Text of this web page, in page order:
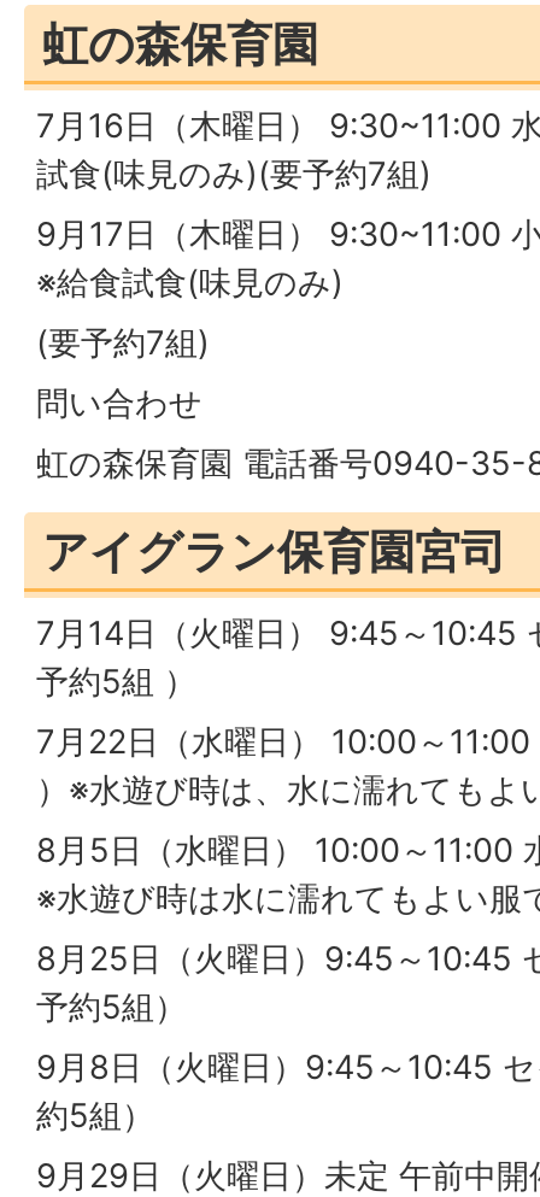
虹の森保育園
7月16日（木曜日） 9:30~11:00
試食(味見のみ)(要予約7組)
9月17日（木曜日） 9:30~11:00
※給食試食(味見のみ)
(要予約7組)
問い合わせ
虹の森保育園 電話番号0940-35-
アイグラン保育園宮司
7月14日（火曜日） 9:45～10:45
予約5組 ）
7月22日（水曜日） 10:00～
）※水遊び時は、水に濡れてもよ
8月5日（水曜日） 10:00～11:00
※水遊び時は水に濡れてもよい服
8月25日（火曜日）9:45～10:45
予約5組）
9月8日（火曜日）9:45～10:45
約5組）
9月29日（火曜日）未定 午前中